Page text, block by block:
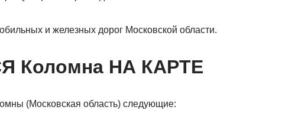
и железных дорог Московской области.
Коломна НА КАРТЕ
(Московская область) следующие: